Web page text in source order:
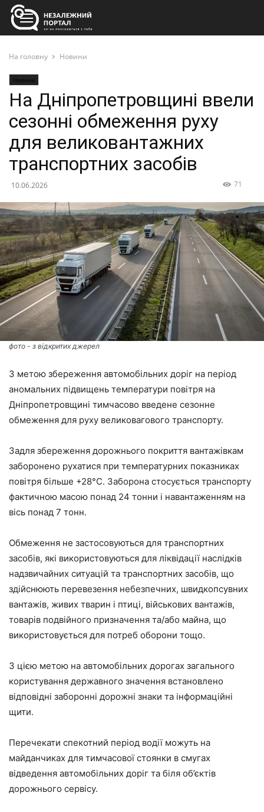
На головну Новини
Новини
На Дніпропетровщині ввели
сезонні обмеження руху
для великовантажних
транспортних засобів
10.06.2026 71
фото - з відкритих джерел
З метою збереження автомобільних доріг на період
аномальних підвищень температури повітря на
Дніпропетровщині тимчасово введене сезонне
обмеження для руху великовагового транспорту.
Задля збереження дорожнього покриття вантажівкам
заборонено рухатися при температурних показниках
повітря більше +28°С. Заборона стосується транспорту
фактичною масою понад 24 тонни і навантаженням на
вісь понад 7 тонн.
Обмеження не застосовуються для транспортних
засобів, які використовуються для ліквідації наслідків
надзвичайних ситуацій та транспортних засобів, що
здійснюють перевезення небезпечних, швидкопсувних
вантажів, живих тварин і птиці, військових вантажів,
товарів подвійного призначення та/або майна, що
використовується для потреб оборони тощо.
З цією метою на автомобільних дорогах загального
користування державного значення встановлено
відповідні заборонні дорожні знаки та інформаційні
щити.
Перечекати спекотний період водії можуть на
майданчиках для тимчасової стоянки в смугах
відведення автомобільних доріг та біля об’єктів
дорожнього сервісу.